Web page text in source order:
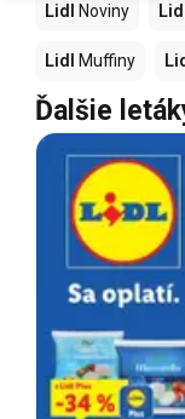
Lidl Noviny Lidl
Lidl Muffiny Lidl
Ďalšie